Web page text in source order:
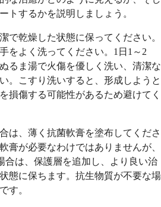
トするかを説明しましょう。
で乾燥した状態に保ってください。
をよく洗ってください。1日1～2
るま湯で火傷を優しく洗い、清潔な
。こすり洗いすると、形成しようと
損傷する可能性があるため避けてく
は、薄く抗菌軟膏を塗布してくださ
膏が必要なわけではありませんが、
合は、保護層を追加し、より良い治
態に保ちます。抗生物質が不要な場
す。